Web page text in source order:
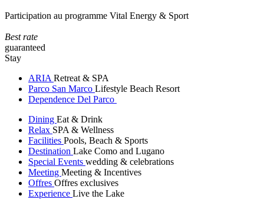
Participation au programme Vital Energy & Sport
Best rate
guaranteed
Stay
ARIA Retreat & SPA
Parco San Marco Lifestyle Beach Resort
Dependence Del Parco
Dining Eat & Drink
Relax SPA & Wellness
Facilities Pools, Beach & Sports
Destination Lake Como and Lugano
Special Events wedding & celebrations
Meeting Meeting & Incentives
Offres Offres exclusives
Experience Live the Lake